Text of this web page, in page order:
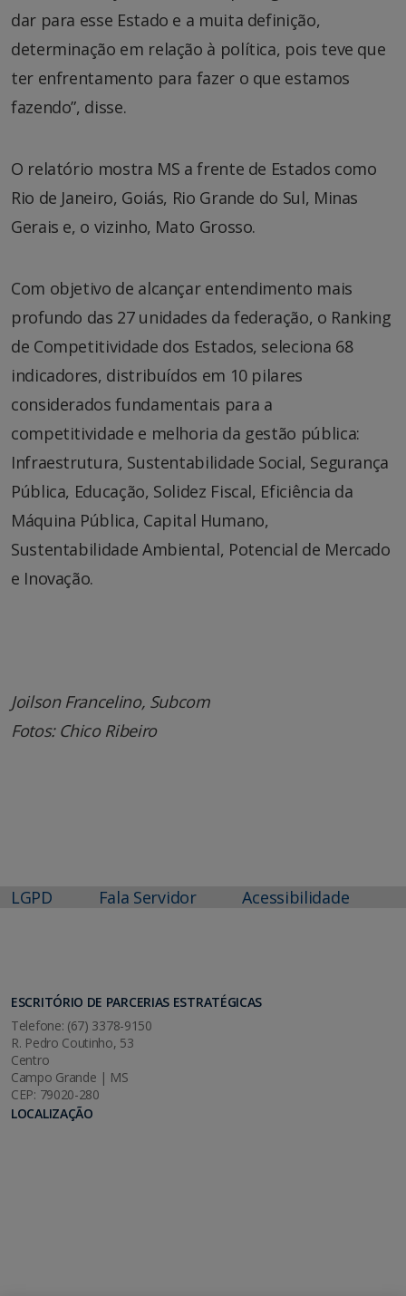
dar para esse Estado e a muita definição,
determinação em relação à política, pois teve que
ter enfrentamento para fazer o que estamos
fazendo”, disse.
O relatório mostra MS a frente de Estados como
Rio de Janeiro, Goiás, Rio Grande do Sul, Minas
Gerais e, o vizinho, Mato Grosso.
Com objetivo de alcançar entendimento mais
profundo das 27 unidades da federação, o Ranking
de Competitividade dos Estados, seleciona 68
indicadores, distribuídos em 10 pilares
considerados fundamentais para a
competitividade e melhoria da gestão pública:
Infraestrutura, Sustentabilidade Social, Segurança
Pública, Educação, Solidez Fiscal, Eficiência da
Máquina Pública, Capital Humano,
Sustentabilidade Ambiental, Potencial de Mercado
e Inovação.
Joilson Francelino, Subcom
Fotos: Chico Ribeiro
LGPD Fala Servidor Acessibilidade
ESCRITÓRIO DE PARCERIAS ESTRATÉGICAS
Telefone: (67) 3378-9150
R. Pedro Coutinho, 53
Centro
Campo Grande | MS
CEP: 79020-280
LOCALIZAÇÃO